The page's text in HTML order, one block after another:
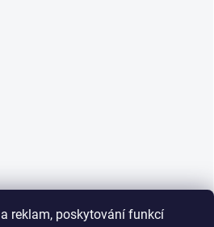
reklam, poskytování funkcí